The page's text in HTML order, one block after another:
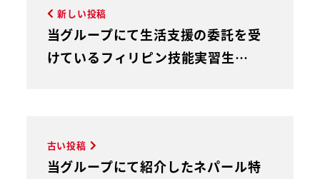
古い投稿
当グループにて紹介したネパール特
新しい投稿
当グループにて生活支援の委託を受
けているフィリピン技能実習生…